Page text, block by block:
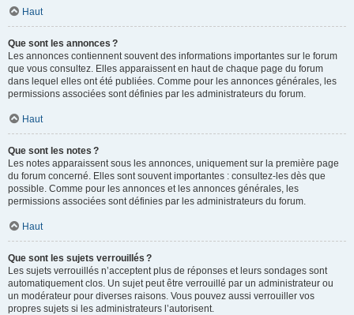
Haut
Que sont les annonces ?
Les annonces contiennent souvent des informations importantes sur le forum
que vous consultez. Elles apparaissent en haut de chaque page du forum
dans lequel elles ont été publiées. Comme pour les annonces générales, les
permissions associées sont définies par les administrateurs du forum.
Haut
Que sont les notes ?
Les notes apparaissent sous les annonces, uniquement sur la première page
du forum concerné. Elles sont souvent importantes : consultez-les dès que
possible. Comme pour les annonces et les annonces générales, les
permissions associées sont définies par les administrateurs du forum.
Haut
Que sont les sujets verrouillés ?
Les sujets verrouillés n’acceptent plus de réponses et leurs sondages sont
automatiquement clos. Un sujet peut être verrouillé par un administrateur ou
un modérateur pour diverses raisons. Vous pouvez aussi verrouiller vos
propres sujets si les administrateurs l’autorisent.